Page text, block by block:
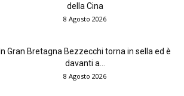
della Cina
8 Agosto 2026
In Gran Bretagna Bezzecchi torna in sella ed è
davanti a...
8 Agosto 2026